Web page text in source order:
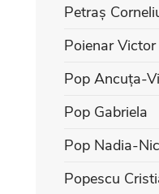
Petraș
Poienar Victor
Pop Ancuța-
Pop Gabriela
Pop Nadia-
Popescu